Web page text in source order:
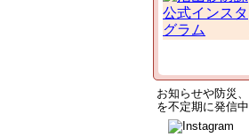
お知らせや防災、
を不定期に発信中